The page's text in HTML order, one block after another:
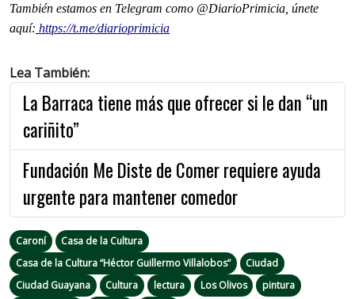
También estamos en Telegram como @DiarioPrimicia, únete
aquí: https://t.me/diarioprimicia
Lea También:
La Barraca tiene más que ofrecer si le dan “un
cariñito”
Fundación Me Diste de Comer requiere ayuda
urgente para mantener comedor
Caroní
Casa de la Cultura
Casa de la Cultura “Héctor Guillermo Villalobos”
Ciudad
Ciudad Guayana
Cultura lectura Los Olivos
pintura